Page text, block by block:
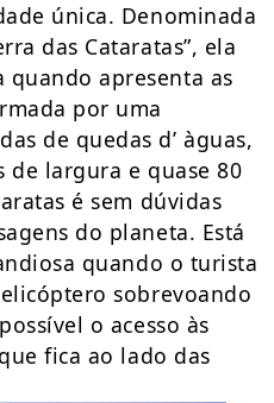
única. Denominada
das Cataratas”, ela
quando apresenta as
por uma
de quedas d’ àguas,
de largura e quase 80
é sem dúvidas
do planeta. Está
quando o turista
sobrevoando
o acesso às
fica ao lado das